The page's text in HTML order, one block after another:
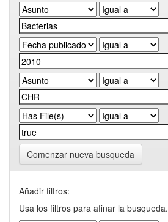
Comenzar nueva busqueda
Añadir filtros:
Usa los filtros para afinar la busqueda.